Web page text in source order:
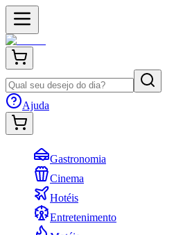
Ajuda
Gastronomia
Cinema
Hotéis
Entretenimento